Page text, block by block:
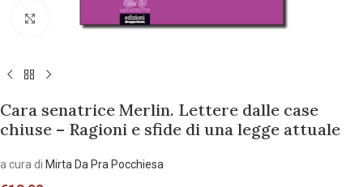
Allarga l'immagine
Cara senatrice Merlin. Lettere dalle case
chiuse – Ragioni e sfide di una legge attuale
a cura di Mirta Da Pra Pocchiesa